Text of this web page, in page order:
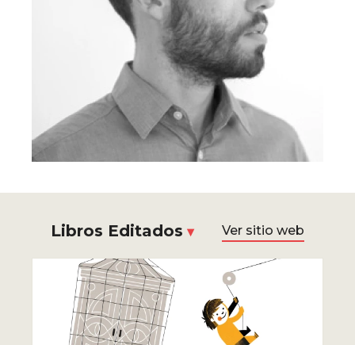
Libros Editados Ver sitio web